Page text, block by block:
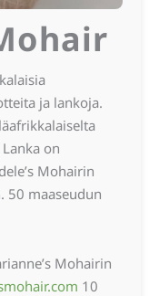
ja lankoja.
on
Mohairin
50 maaseudun
Mohairin
10